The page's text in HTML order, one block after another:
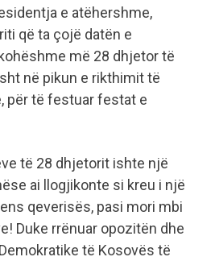
e atëhershme,
që ta çojë datën e
më 28 dhjetor të
në pikun e rikthimit të
për të festuar festat e
të 28 dhjetorit ishte një
ai llogjikonte si kreu i një
qeverisës, pasi mori mbi
Duke rrënuar opozitën dhe
të Kosovës të